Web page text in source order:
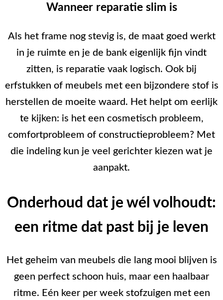
Wanneer reparatie slim is
Als het frame nog stevig is, de maat goed werkt
in je ruimte en je de bank eigenlijk fijn vindt
zitten, is reparatie vaak logisch. Ook bij
erfstukken of meubels met een bijzondere stof is
herstellen de moeite waard. Het helpt om eerlijk
te kijken: is het een cosmetisch probleem,
comfortprobleem of constructieprobleem? Met
die indeling kun je veel gerichter kiezen wat je
aanpakt.
Onderhoud dat je wél volhoudt:
een ritme dat past bij je leven
Het geheim van meubels die lang mooi blijven is
geen perfect schoon huis, maar een haalbaar
ritme. Eén keer per week stofzuigen met een